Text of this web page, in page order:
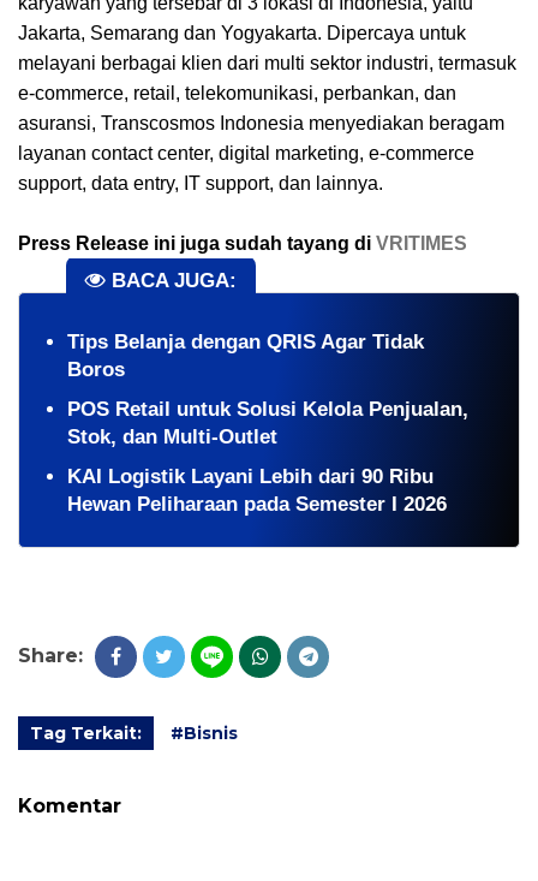
Jakarta, Semarang dan Yogyakarta. Dipercaya untuk
melayani berbagai klien dari multi sektor industri, termasuk
e-commerce, retail, telekomunikasi, perbankan, dan
asuransi, Transcosmos Indonesia menyediakan beragam
layanan contact center, digital marketing, e-commerce
support, data entry, IT support, dan lainnya.
Press Release ini juga sudah tayang di VRITIMES
BACA JUGA:
Tips Belanja dengan QRIS Agar Tidak
Boros
POS Retail untuk Solusi Kelola Penjualan,
Stok, dan Multi-Outlet
KAI Logistik Layani Lebih dari 90 Ribu
Hewan Peliharaan pada Semester I 2026
Share:
Tag Terkait: #Bisnis
Komentar